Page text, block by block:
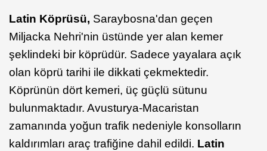
Latin Köprüsü, Saraybosna'dan geçen
Miljacka Nehri'nin üstünde yer alan kemer
şeklindeki bir köprüdür. Sadece yayalara açık
olan köprü tarihi ile dikkati çekmektedir.
Köprünün dört kemeri, üç güçlü sütunu
bulunmaktadır. Avusturya-Macaristan
zamanında yoğun trafik nedeniyle konsolların
kaldırımları araç trafiğine dahil edildi. Latin